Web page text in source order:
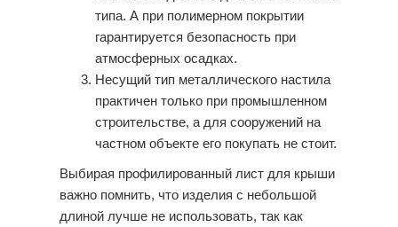
типа. А при полимерном покрытии
гарантируется безопасность при
атмосферных осадках.
Несущий тип металлического настила
практичен только при промышленном
строительстве, а для сооружений на
частном объекте его покупать не стоит.
Выбирая профилированный лист для крыши
важно помнить, что изделия с небольшой
длиной лучше не использовать, так как